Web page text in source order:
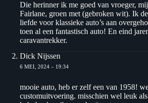
Die herinner ik me goed van vroeger,
Fairlane, groen met (gebroken wit). Ik
liefde voor klassieke auto’s aan
toen al een fantastisch auto! En eind
caravantrekker.
Dick Nijssen
6 MEI, 2024 – 19:34
mooie auto, heb er zelf een van 1958!
customuitvoering. misschien wel leuk